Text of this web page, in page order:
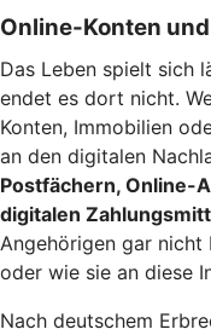
Online-Konten
Das Leben spielt sich
endet es dort nicht.
Konten, Immobilien
an den digitalen
Postfächern, Online-
digitalen
Angehörigen gar
oder wie sie an diese
Nach deutschem